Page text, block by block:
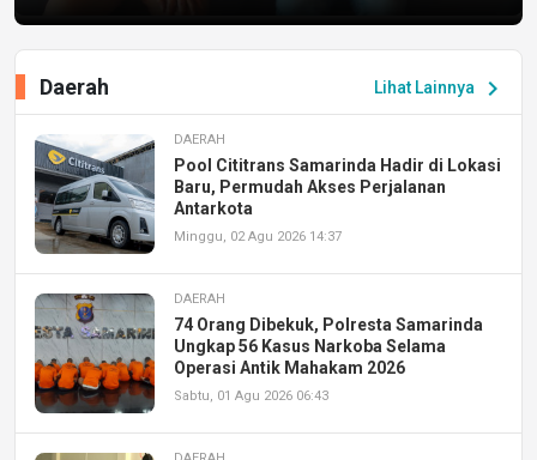
Lihat Lainnya chevron_right
Daerah
DAERAH
Pool Cititrans Samarinda Hadir di Lokasi
Baru, Permudah Akses Perjalanan
Antarkota
Minggu, 02 Agu 2026 14:37
DAERAH
74 Orang Dibekuk, Polresta Samarinda
Ungkap 56 Kasus Narkoba Selama
Operasi Antik Mahakam 2026
Sabtu, 01 Agu 2026 06:43